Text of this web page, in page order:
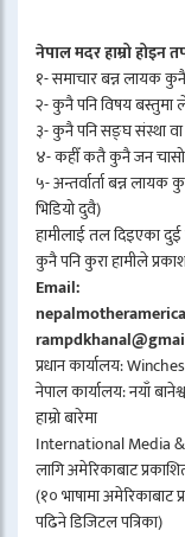
नेपाल मदर हाम्रो होइन
१- समाचार बन्न लायक
२- कुनै पनि विषय बस्तुमा
३- कुनै पनि सङ्घ संस्था वा
४- कहीँ कतै कुनै जन चासो
५- अन्तर्वार्ता बन्न लायक
भिडियो दुवै)
हामीलाई तल दिइएका
कुनै पनि कुरा हामीले
Email:
प्रधान कार्यालय:
नेपाल कार्यालय: नयाँ
हाम्रो बारेमा
International Media
लागि अमेरिकाबाट
(१० भाषामा अमेरिकाबाट
पढिने डिजिटल पत्रिका)